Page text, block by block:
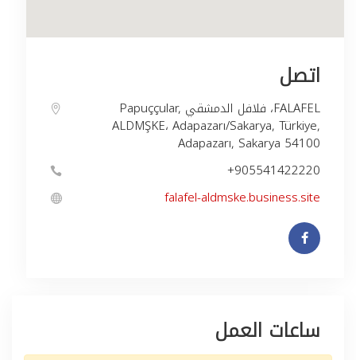
اتصل
Papuççular, فلافل الدمشقي ،FALAFEL
ALDMŞKE، Adapazarı/Sakarya, Türkiye,
Adapazarı, Sakarya 54100
falafel-aldmske.business.site
ساعات العمل